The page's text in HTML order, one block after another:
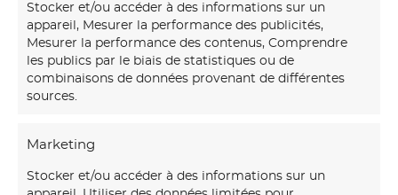
Stocker et/ou accéder à des informations sur un
appareil, Mesurer la performance des publicités,
Mesurer la performance des contenus, Comprendre
les publics par le biais de statistiques ou de
combinaisons de données provenant de différentes
sources.
Marketing
Stocker et/ou accéder à des informations sur un